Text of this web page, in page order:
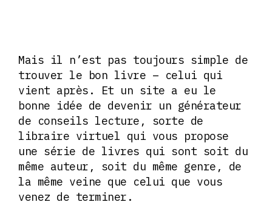
Mais il n’est pas toujours simple de
trouver le bon livre – celui qui
vient après. Et un site a eu le
bonne idée de devenir un générateur
de conseils lecture, sorte de
libraire virtuel qui vous propose
une série de livres qui sont soit du
même auteur, soit du même genre, de
la même veine que celui que vous
venez de terminer.